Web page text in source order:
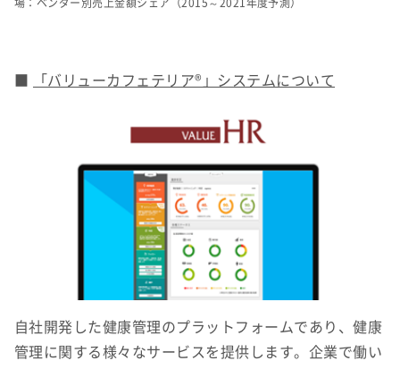
場：ベンダー別売上金額シェア（2015～2021年度予測）
「バリューカフェテリア®」システムについて
自社開発した健康管理のプラットフォームであり、健康
管理に関する様々なサービスを提供します。企業で働い